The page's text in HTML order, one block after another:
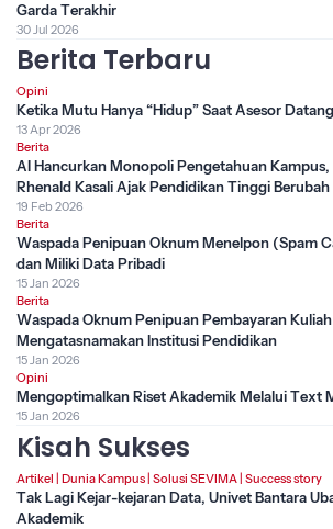
Garda Terakhir
30 Jul 2026
Berita Terbaru
Opini
Ketika Mutu Hanya “Hidup” Saat Asesor Datang
13 Apr 2026
Berita
AI Hancurkan Monopoli Pengetahuan
Rhenald Kasali Ajak Pendidikan Tinggi Berubah
19 Feb 2026
Berita
Waspada Penipuan Oknum Menelpon (Spam
dan Miliki Data Pribadi
15 Jan 2026
Berita
Waspada Oknum Penipuan Pembayaran
Mengatasnamakan Institusi Pendidikan
15 Jan 2026
Opini
Mengoptimalkan Riset Akademik Melalui Text
15 Jan 2026
Kisah Sukses
Artikel Dunia Kampus Solusi SEVIMA Success story
Tak Lagi Kejar-kejaran Data, Univet Bantara
Akademik